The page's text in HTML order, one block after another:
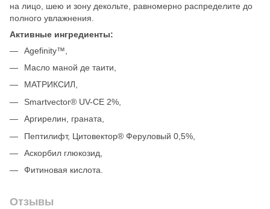
на лицо, шею и зону декольте, равномерно распределите до
полного увлажнения.
Активные ингредиенты:
Agefinity™,
Масло маной де таити,
МАТРИКСИЛ,
Smartvector® UV-CE 2%,
Аргирелин, граната,
Пептилифт, Цитовектор® Феруловый 0,5%,
Аскорбил глюкозид,
Фитиновая кислота.
Отзывы